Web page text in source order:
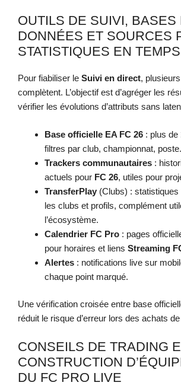
OUTILS DE SUIVI, BASES
DONNÉES ET SOURCES
STATISTIQUES EN
Pour fiabiliser le Suivi en direct,
complètent. L’objectif est d’agréger les
vérifier les évolutions d’attributs sans
Base officielle EA FC 26 : plus de
filtres par club, championnat, poste.
Trackers communautaires :
actuels pour FC 26, utiles pour
TransferPlay (Clubs) : statistiques
les clubs et profils, complément
l’écosystème.
Calendrier FC Pro : pages
pour horaires et liens Streaming
Alertes : notifications live sur
chaque point marqué.
Une vérification croisée entre base
réduit le risque d’erreur lors des achats
CONSEILS DE TRADING
CONSTRUCTION
DU FC PRO LIVE